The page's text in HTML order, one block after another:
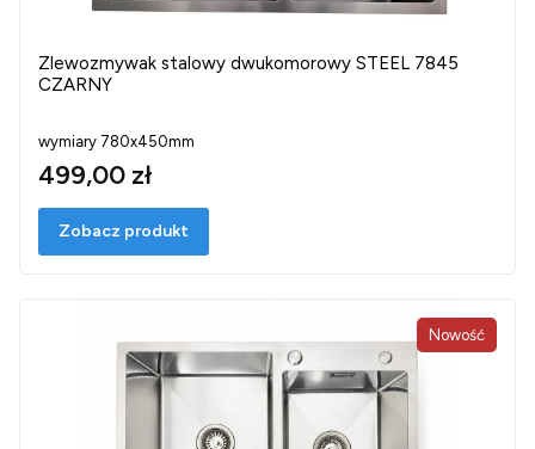
Zlewozmywak stalowy dwukomorowy STEEL 7845
CZARNY
wymiary 780x450mm
499,00 zł
Zobacz produkt
Nowość